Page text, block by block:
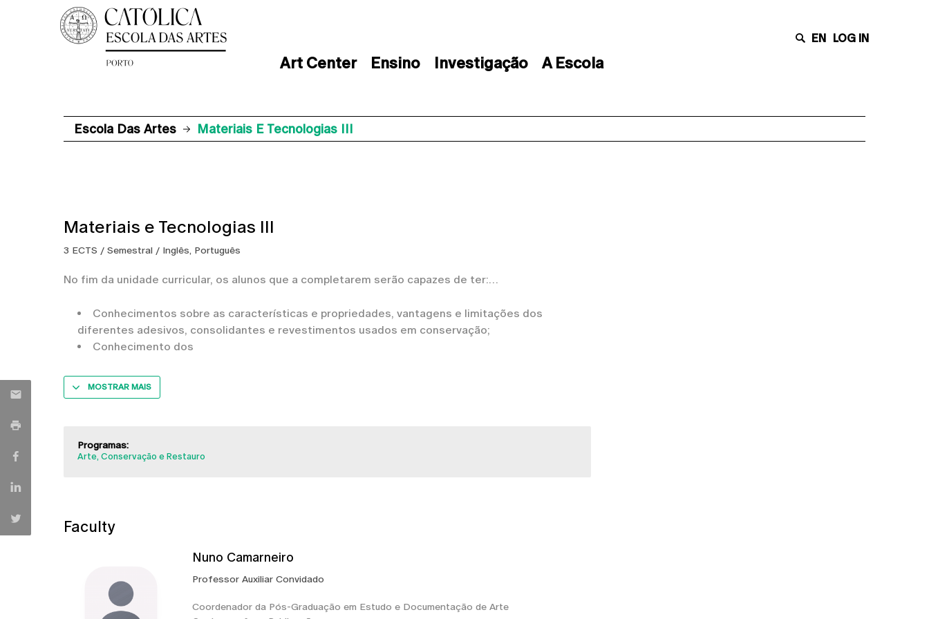
Art Center Ensino Investigação A Escola
EN LOG IN
Escola Das Artes Materiais E Tecnologias III
Materiais e Tecnologias III
3 ECTS / Semestral / Inglês, Português
No fim da unidade curricular, os alunos que a completarem serão capazes de ter:
Conhecimentos sobre as características e propriedades, vantagens e limitações dos
diferentes adesivos, consolidantes e revestimentos usados em conservação;
Conhecimento dos
MOSTRAR MAIS
Programas:
Arte, Conservação e Restauro
Faculty
Nuno Camarneiro
Professor Auxiliar Convidado
Coordenador da Pós-Graduação em Estudo e Documentação de Arte